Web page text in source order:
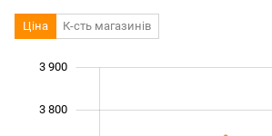
Ціна К-сть магазинів
3 800
3 900